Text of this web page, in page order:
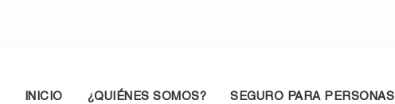
INICIO ¿QUIÉNES SOMOS? SEGURO PARA PERSONAS